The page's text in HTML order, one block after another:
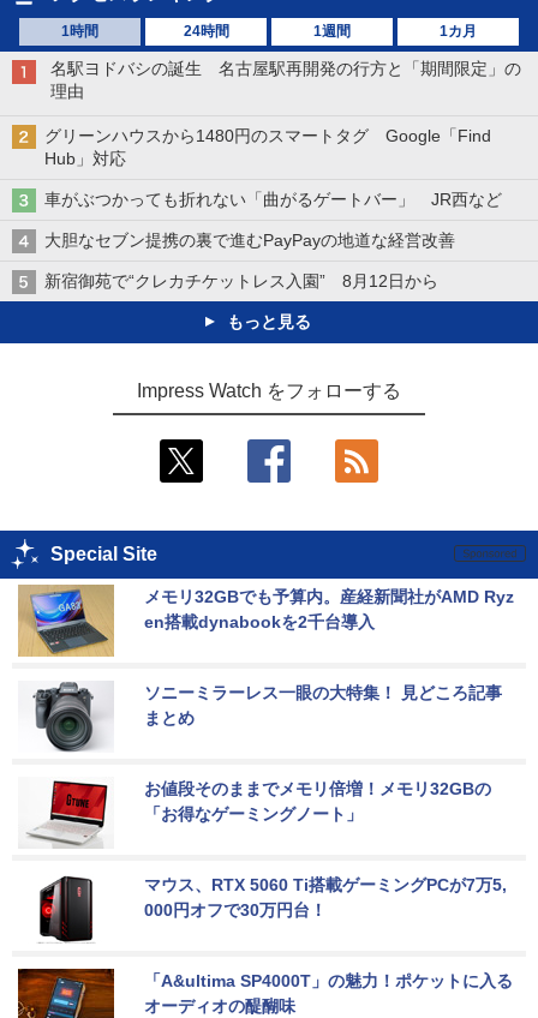
1時間 24時間 1週間 1カ月
名駅ヨドバシの誕生 名古屋駅再開発の行方と「期間限定」の
理由
グリーンハウスから1480円のスマートタグ Google「Find
Hub」対応
車がぶつかっても折れない「曲がるゲートバー」 JR西など
大胆なセブン提携の裏で進むPayPayの地道な経営改善
新宿御苑で“クレカチケットレス入園” 8月12日から
もっと見る
Impress Watch をフォローする
Special Site
メモリ32GBでも予算内。産経新聞社がAMD Ryz
en搭載dynabookを2千台導入
ソニーミラーレス一眼の大特集！ 見どころ記事
まとめ
お値段そのままでメモリ倍増！メモリ32GBの
「お得なゲーミングノート」
マウス、RTX 5060 Ti搭載ゲーミングPCが7万5,
000円オフで30万円台！
「A&ultima SP4000T」の魅力！ポケットに入る
オーディオの醍醐味